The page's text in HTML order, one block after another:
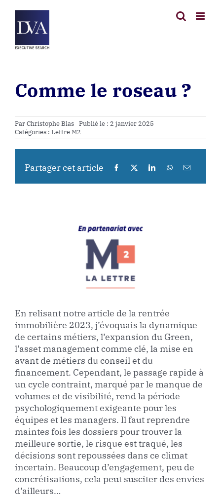
contenu
Comme le roseau ?
ParChristophe Blas Publié le : 2 janvier 2025
Catégories : Lettre M2
Partager cet article
En relisant notre article de la rentrée
immobilière 2023, j’évoquais la dynamique
de certains métiers, l’expansion du Green,
l’asset management comme clé, la mise en
avant de métiers du conseil et du
financement. Cependant, le passage rapide à
un cycle contraint, marqué par le manque de
volumes et de visibilité, rend la période
psychologiquement exigeante pour les
équipes et les managers. Il faut reprendre
maintes fois les dossiers pour trouver la
meilleure sortie, le risque est traqué, les
décisions sont repoussées dans ce climat
incertain. Beaucoup d’engagement, peu de
concrétisations, cela peut susciter des envies
d’ailleurs…